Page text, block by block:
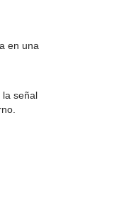
en una
la señal